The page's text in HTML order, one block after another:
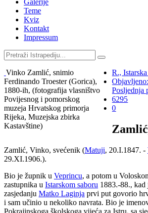
Galerije
Teme
Kviz
Kontakt
Impressum
Vinko Zamlić, snimio
Ferdinando Troester (Gorica),
1880-ih, (fotografija vlasništvo
Povijesnog i pomorskog
muzeja Hrvatskog primorja
Rijeka, Muzejska zbirka
Kastavštine)
R.,
Posljednja
6295
0
Zamlić, Vinko, svećenik (Matuji, 20.I.1847. -
29.XI.1906.).
Bio je župnik u Veprincu, a potom u
zastupnika u Istarskom saboru 1883.-88., kad
zasjedanju Matko Laginja prvi put govorio
i sam učinio u nekoliko navrata. Bio je
Pokrajinskoga školskoga vijeća za Istru, sa